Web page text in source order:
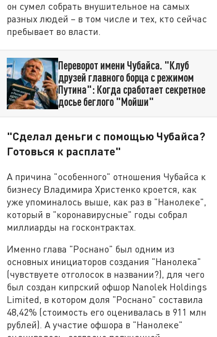
он сумел собрать внушительное на самых
разных людей – в том числе и тех, кто сейчас
пребывает во власти.
Переворот имени Чубайса. "Клуб
друзей главного борца с режимом
Путина": Когда сработает секретное
досье беглого "Мойши"
"Сделал деньги с помощью Чубайса?
Готовься к расплате"
А причина "особенного" отношения Чубайса к
бизнесу Владимира Христенко кроется, как
уже упоминалось выше, как раз в "Нанолеке",
который в "коронавирусные" годы собрал
миллиарды на госконтрактах.
Именно глава "Роснано" был одним из
основных инициаторов создания "Нанолека"
(чувствуете отголосок в названии?), для чего
был создан кипрский офшор Nanolek Holdings
Limited, в котором доля "Роснано" составила
48,42% (стоимость его оценивалась в 911 млн
рублей). А участие офшора в "Нанолеке"